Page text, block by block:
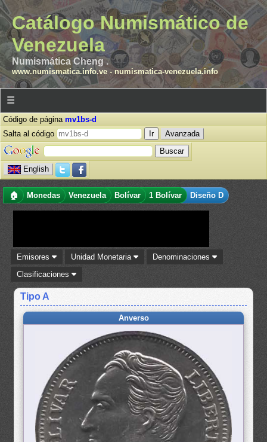
Catálogo Numismático de
Venezuela
Numismática Cheng .
www.numismatica.info.ve- numismatica-venezuela.info
☰
Código de página mv1bs-d
Salta al código
Avanzada
English
🏠 Monedas Venezuela Bolívar 1 Bolívar Diseño D
Emisores Unidad Monetaria
Denominaciones
Clasificaciones
Tipo A
Anverso